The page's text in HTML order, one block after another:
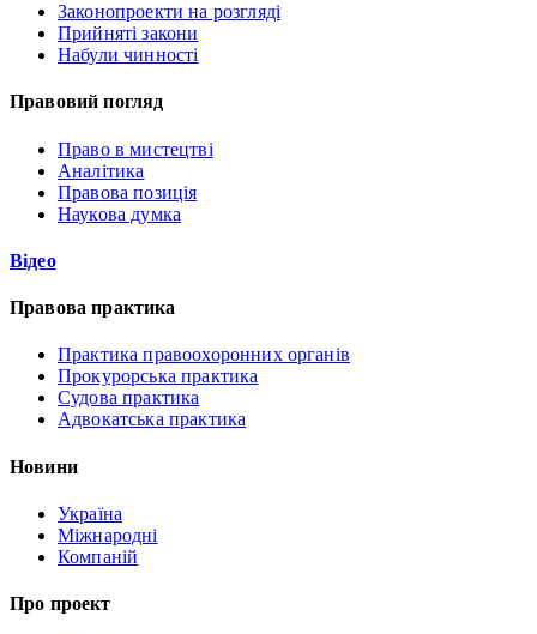
Законопроекти на розгляді
Прийняті закони
Набули чинності
Правовий погляд
Право в мистецтві
Аналітика
Правова позиція
Наукова думка
Відео
Правова практика
Практика правоохоронних органів
Прокурорська практика
Судова практика
Адвокатська практика
Новини
Україна
Міжнародні
Компаній
Про проект